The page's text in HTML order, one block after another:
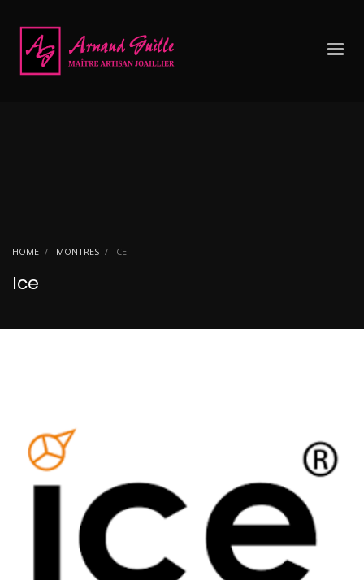
HOME MONTRES ICE
Ice